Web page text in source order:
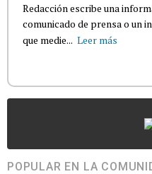
Redacción escribe una
comunicado de prensa o un
que medie... Leer más
POPULAR EN LA